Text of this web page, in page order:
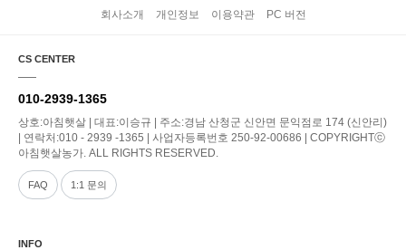
회사소개 개인정보 이용약관 PC 버전
CS CENTER
010-2939-1365
상호:아침햇살 | 대표:이승규 | 주소:경남 산청군 신안면 문익점로 174 (신안리)
| 연락처:010 - 2939 -1365 | 사업자등록번호 250-92-00686 | COPYRIGHTⓒ
아침햇살농가. ALL RIGHTS RESERVED.
FAQ 1:1 문의
INFO